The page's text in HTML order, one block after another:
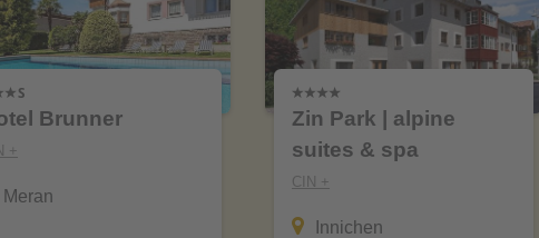
Brunner
+
Meran
Zin Park | alpine
suites & spa
CIN +
Innichen